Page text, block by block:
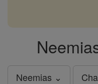
Neemias ⌄